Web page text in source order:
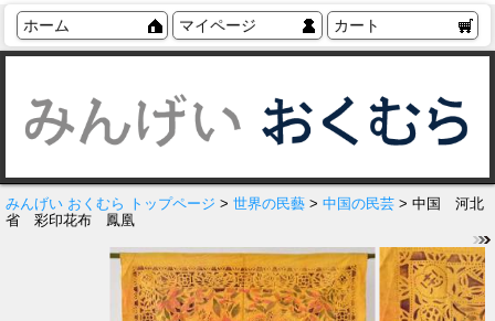
ホーム マイページ カート
みんげい おくむら トップページ > 世界の民藝 > 中国の民芸 > 中国 河北
省 彩印花布 鳳凰